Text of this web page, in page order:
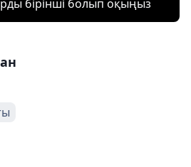
бірінші болып оқыңыз